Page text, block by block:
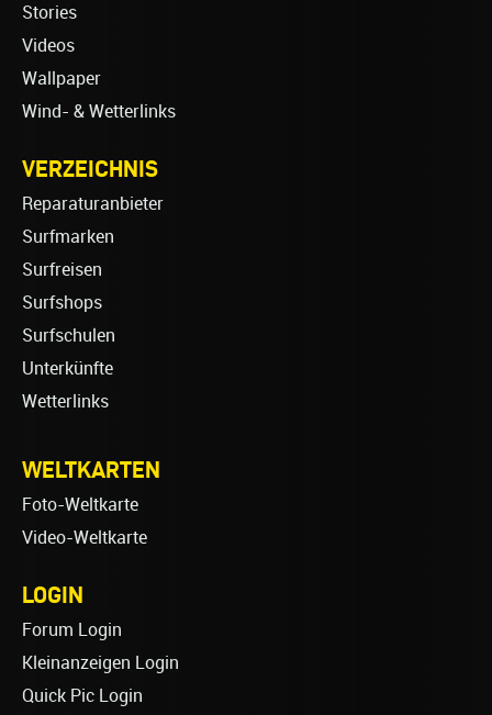
Stories
Videos
Wallpaper
Wind- & Wetterlinks
VERZEICHNIS
Reparaturanbieter
Surfmarken
Surfreisen
Surfshops
Surfschulen
Unterkünfte
Wetterlinks
WELTKARTEN
Foto-Weltkarte
Video-Weltkarte
LOGIN
Forum Login
Kleinanzeigen Login
Quick Pic Login